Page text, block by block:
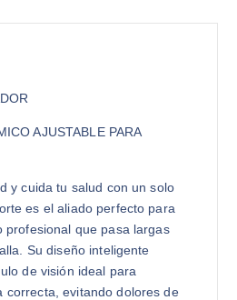
AJUSTABLE PARA
y cuida tu salud con un solo
es el aliado perfecto para
profesional que pasa largas
Su diseño inteligente
de visión ideal para
correcta, evitando dolores de